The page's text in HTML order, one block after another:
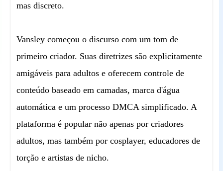
mas discreto.
Vansley começou o discurso com um tom de
primeiro criador. Suas diretrizes são explicitamente
amigáveis para adultos e oferecem controle de
conteúdo baseado em camadas, marca d'água
automática e um processo DMCA simplificado. A
plataforma é popular não apenas por criadores
adultos, mas também por cosplayer, educadores de
torção e artistas de nicho.